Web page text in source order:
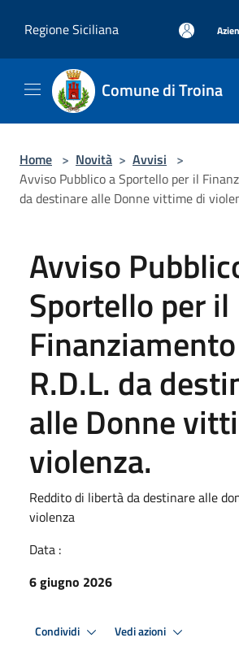
Regione Siciliana
Comune di Troina
Home > Novità > Avvisi >
Avviso Pubblico a Sportello per il
da destinare alle Donne vittime di
Avviso
Sportello per il
R.D.L. da
alle Donne
violenza.
Reddito di libertà da destinare alle
violenza
Data :
6 giugno 2026
Condividi Vedi azioni